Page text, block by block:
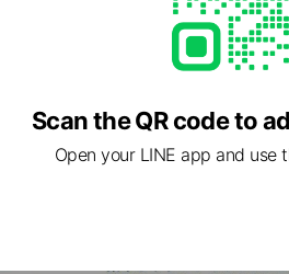
Scan the QR code to
Open your LINE app and use